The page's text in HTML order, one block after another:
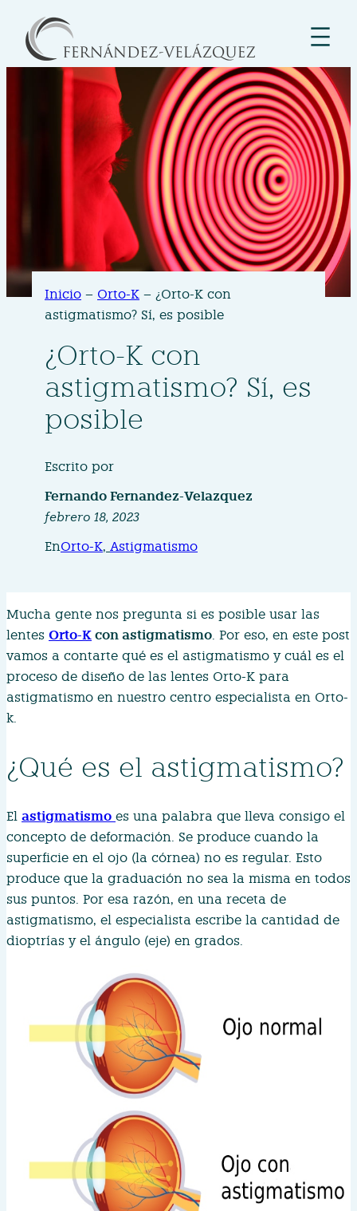
Inicio – Orto-K – ¿Orto-K con
astigmatismo? Sí, es posible
¿Orto-K con
astigmatismo? Sí, es
posible
Escrito por
Fernando Fernandez-Velazquez
febrero 18, 2023
EnOrto-K, Astigmatismo
Mucha gente nos pregunta si es posible usar las
lentes Orto-Kcon astigmatismo. Por eso, en este post
vamos a contarte qué es el astigmatismo y cuál es el
proceso de diseño de las lentes Orto-K para
astigmatismo en nuestro centro especialista en Orto-
k.
¿Qué es el astigmatismo?
El astigmatismo es una palabra que lleva consigo el
concepto de deformación. Se produce cuando la
superficie en el ojo (la córnea) no es regular. Esto
produce que la graduación no sea la misma en todos
sus puntos. Por esa razón, en una receta de
astigmatismo, el especialista escribe la cantidad de
dioptrías y el ángulo (eje) en grados.